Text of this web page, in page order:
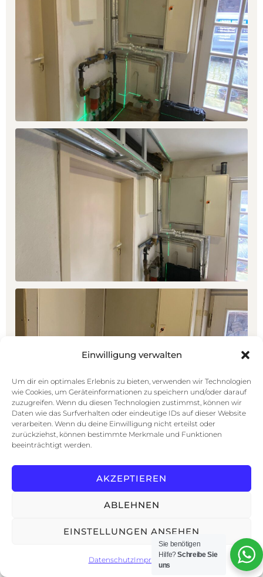
Einwilligung verwalten
Um dir ein optimales Erlebnis zu bieten, verwenden wir Technologien
wie Cookies, um Geräteinformationen zu speichern und/oder darauf
zuzugreifen. Wenn du diesen Technologien zustimmst, können wir
Daten wie das Surfverhalten oder eindeutige IDs auf dieser Website
verarbeiten. Wenn du deine Einwilligung nicht erteilst oder
zurückziehst, können bestimmte Merkmale und Funktionen
beeinträchtigt werden.
AKZEPTIEREN
ABLEHNEN
EINSTELLUNGEN ANSEHEN
DatenschutzImpressum
Sie benötigen
Hilfe?Schreibe Sie
uns